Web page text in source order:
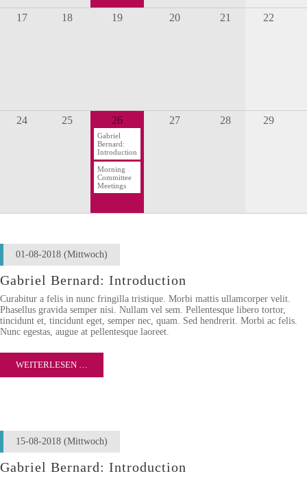
17 18 19 20 21 22
24 25 26
Gabriel
Bernard:
Introduction
Morning
Committee
Meetings
27 28 29
01-08-2018 (Mittwoch)
Gabriel Bernard: Introduction
Curabitur a felis in nunc fringilla tristique. Morbi mattis ullamcorper velit.
Phasellus gravida semper nisi. Nullam vel sem. Pellentesque libero tortor,
tincidunt et, tincidunt eget, semper nec, quam. Sed hendrerit. Morbi ac felis.
Nunc egestas, augue at pellentesque laoreet.
WEITERLESEN …
15-08-2018 (Mittwoch)
Gabriel Bernard: Introduction